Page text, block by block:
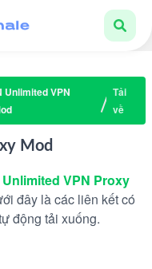
Unlimited VPN
Tải
về
Mod
VPN Proxy
đây là các liên kết có
động tải xuống.